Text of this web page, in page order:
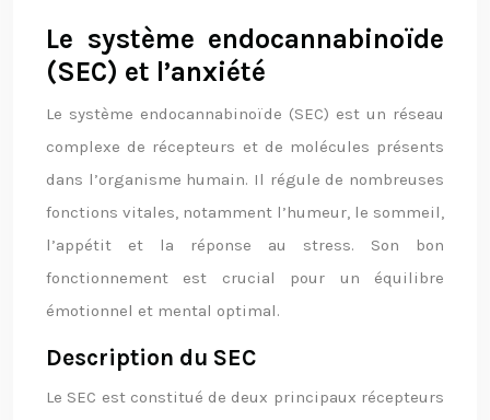
Le système endocannabinoïde
(SEC) et l’anxiété
Le système endocannabinoïde (SEC) est un réseau
complexe de récepteurs et de molécules présents
dans l’organisme humain. Il régule de nombreuses
fonctions vitales, notamment l’humeur, le sommeil,
l’appétit et la réponse au stress. Son bon
fonctionnement est crucial pour un équilibre
émotionnel et mental optimal.
Description du SEC
Le SEC est constitué de deux principaux récepteurs